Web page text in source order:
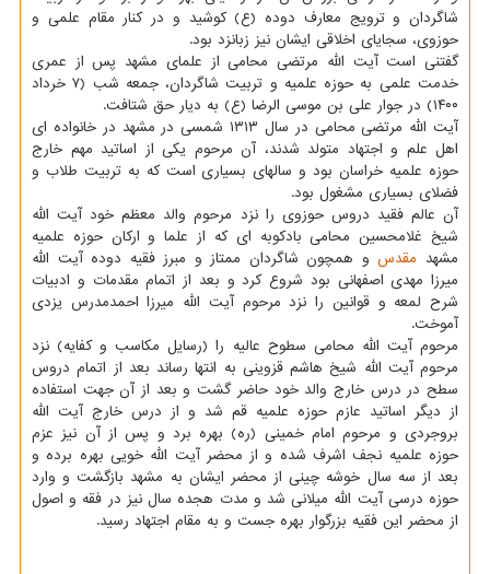
شاگردان و ترویج معارف دوده (ع) کوشید و در کنار مقام علمی و
حوزوی، سجایای اخلاقی ایشان نیز زبانزد بود.
گفتنی است آیت الله مرتضی محامی از علمای مشهد پس از عمری
خدمت علمی به حوزه علمیه و تربیت شاگردان، جمعه شب (۷ خرداد
۱۴۰۰) در جوار علی بن موسی الرضا (ع) به دیار حق شتافت.
آیت الله مرتضی محامی در سال ۱۳۱۳ شمسی در مشهد در خانواده ای
اهل علم و اجتهاد متولد شدند، آن مرحوم یکی از اساتید مهم خارج
حوزه علمیه خراسان بود و سالهای بسیاری است که به تربیت طلاب و
فضلای بسیاری مشغول بود.
آن عالم فقید دروس حوزوی را نزد مرحوم والد معظم خود آیت الله
شیخ غلامحسین محامی بادکوبه ای که از علما و ارکان حوزه علمیه
مشهد مقدسو همچون شاگردان ممتاز و مبرز فقیه دوده آیت الله
میرزا مهدی اصفهانی بود شروع کرد و بعد از اتمام مقدمات و ادبیات
شرح لمعه و قوانین را نزد مرحوم آیت الله میرزا احمدمدرس یزدی
آموخت.
مرحوم آیت الله محامی سطوح عالیه را (رسایل مکاسب و کفایه) نزد
مرحوم آیت الله شیخ هاشم قزوینی به انتها رساند بعد از اتمام دروس
سطح در درس خارج والد خود حاضر گشت و بعد از آن جهت استفاده
از دیگر اساتید عازم حوزه علمیه قم شد و از درس خارج آیت الله
بروجردی و مرحوم امام خمینی (ره) بهره برد و پس از آن نیز عزم
حوزه علمیه نجف اشرف شده و از محضر آیت الله خویی بهره برده و
بعد از سه سال خوشه چینی از محضر ایشان به مشهد بازگشت و وارد
حوزه درسی آیت الله میلانی شد و مدت هجده سال نیز در فقه و اصول
از محضر این فقیه بزرگوار بهره جست و به مقام اجتهاد رسید.